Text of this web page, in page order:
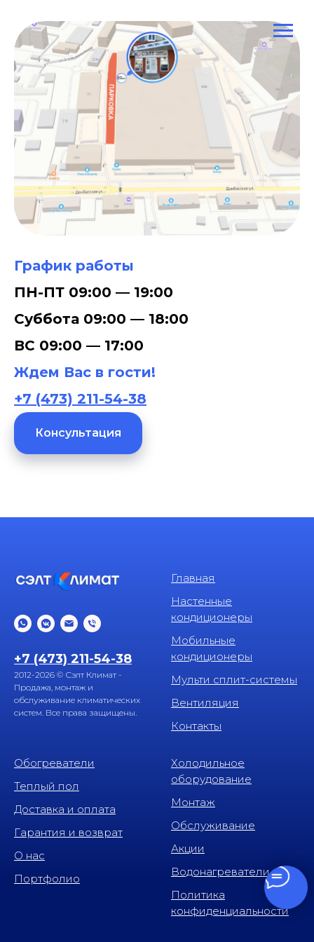
График работы
ПН-ПТ 09:00 — 19:00
Суббота 09:00 — 18:00
ВС 09:00 — 17:00
Ждем Вас в гости!
+7 (473) 211-54-38
Консультация
+7 (473) 211-54-38
2012-2026 © Сэлт Климат -
Продажа, монтаж и
обслуживание климатических
систем. Все права защищены.
Главная
Настенные
кондиционеры
Мобильные
кондиционеры
Мульти сплит-системы
Вентиляция
Контакты
Обогреватели
Теплый пол
Доставка и оплата
Гарантия и возврат
О нас
Портфолио
Холодильное
оборудование
Монтаж
Обслуживание
Акции
Водонагреватели
Политика
конфиденциальности